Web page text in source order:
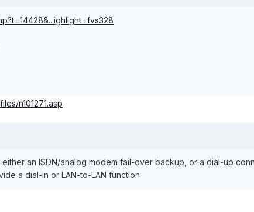
n101271.asp
an ISDN/analog modem fail-over backup, or a dial-up
a dial-in or LAN-to-LAN function